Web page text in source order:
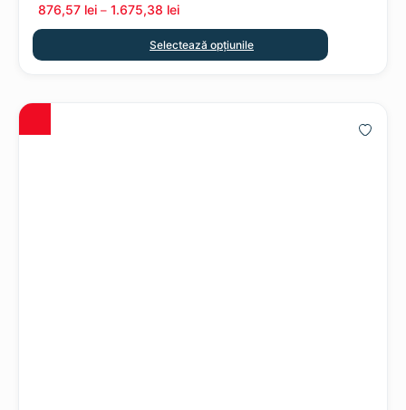
876,57 lei – 1.675,38 lei
Selectează opțiunile